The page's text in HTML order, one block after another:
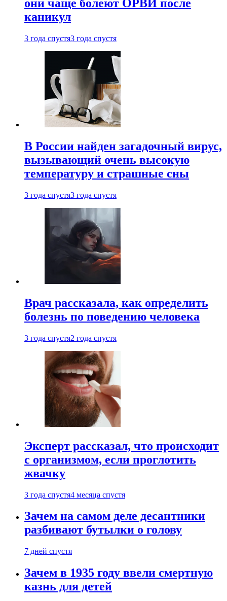
они чаще болеют ОРВИ после
каникул
3 года спустя3 года спустя
В России найден загадочный вирус,
вызывающий очень высокую
температуру и страшные сны
3 года спустя3 года спустя
Врач рассказала, как определить
болезнь по поведению человека
3 года спустя2 года спустя
Эксперт рассказал, что происходит
с организмом, если проглотить
жвачку
3 года спустя4 месяца спустя
Зачем на самом деле десантники
разбивают бутылки о голову
7 дней спустя
Зачем в 1935 году ввели смертную
казнь для детей